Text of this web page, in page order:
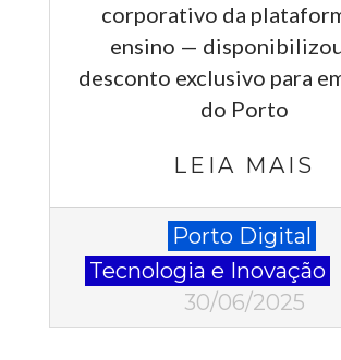
corporativo da
ensino —
desconto exclusivo para
do Porto
LEIA MAIS
Porto Digital
Tecnologia e Inovação
30/06/2025